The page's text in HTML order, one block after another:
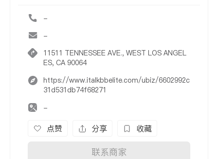
-
-
11511 TENNESSEE AVE., WEST LOS ANGEL
ES, CA 90064
https://www.italkbbelite.com/ubiz/6602992c
31d531db74f68271
-
点赞 分享 收藏
联系商家